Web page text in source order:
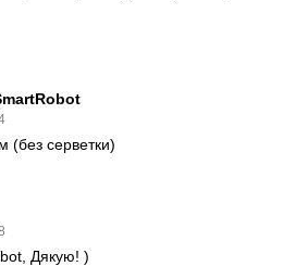
(без серветки)
Дякую! )